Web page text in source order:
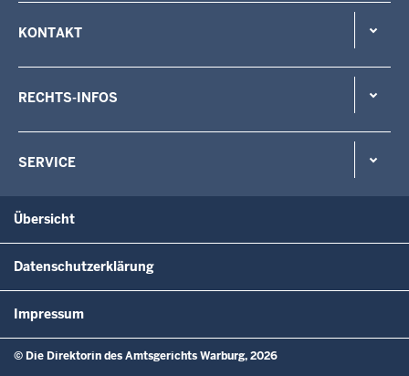
KONTAKT
RECHTS-INFOS
SERVICE
Übersicht
Datenschutzerklärung
Impressum
© Die Direktorin des Amtsgerichts Warburg, 2026